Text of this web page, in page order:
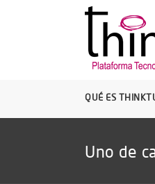
QUÉ ES
Uno de